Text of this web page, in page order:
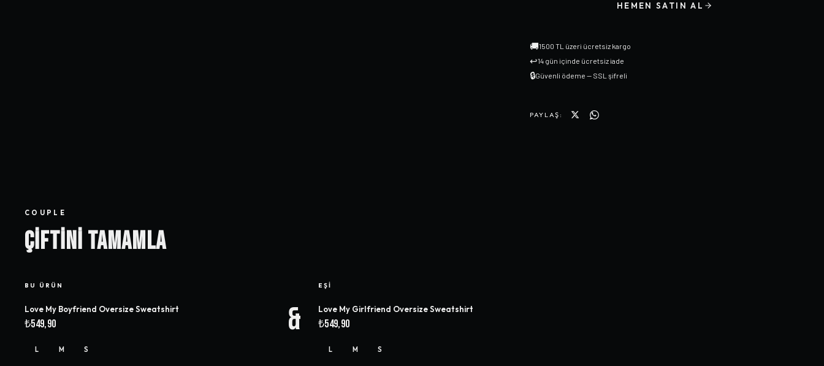
HEMEN SATIN AL
🚚1500 TL üzeri ücretsiz kargo
↩14 gün içinde ücretsiz iade
🔒Güvenli ödeme — SSL şifreli
PAYLAŞ:
COUPLE
ÇIFTINI TAMAMLA
BU ÜRÜN
Love My Boyfriend Oversize Sweatshirt
₺549,90
L M S
&
EŞI
Love My Girlfriend Oversize Sweatshirt
₺549,90
L M S